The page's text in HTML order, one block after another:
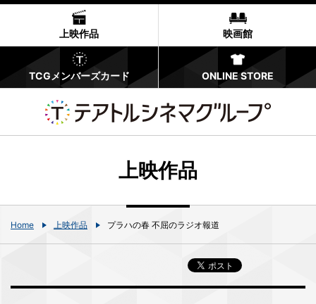
上映作品 映画館
TCGメンバーズカード ONLINE STORE
上映作品
Home 上映作品 プラハの春 不屈のラジオ報道